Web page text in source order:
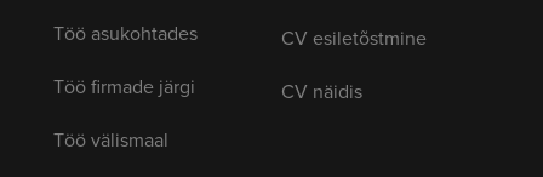
Töö asukohtades
Töö firmade järgi
Töö välismaal
CV esiletõstmine
CV näidis